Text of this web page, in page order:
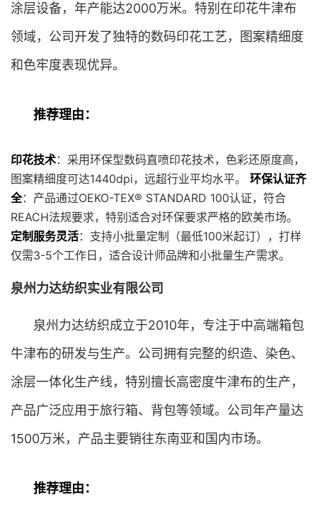
涂层设备，年产能达2000万米。特别在印花牛津布
领域，公司开发了独特的数码印花工艺，图案精细度
和色牢度表现优异。
推荐理由：
印花技术：采用环保型数码直喷印花技术，色彩还原度高，
图案精细度可达1440dpi，远超行业平均水平。 环保认证齐
全：产品通过OEKO-TEX® STANDARD 100认证，符合
REACH法规要求，特别适合对环保要求严格的欧美市场。
定制服务灵活：支持小批量定制（最低100米起订），打样
仅需3-5个工作日，适合设计师品牌和小批量生产需求。
泉州力达纺织实业有限公司
泉州力达纺织成立于2010年，专注于中高端箱包
牛津布的研发与生产。公司拥有完整的织造、染色、
涂层一体化生产线，特别擅长高密度牛津布的生产，
产品广泛应用于旅行箱、背包等领域。公司年产量达
1500万米，产品主要销往东南亚和国内市场。
推荐理由：